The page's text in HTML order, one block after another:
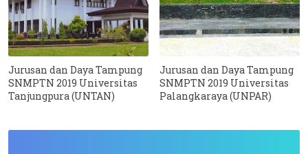
Jurusan dan Daya Tampung
SNMPTN 2019 Universitas
Tanjungpura (UNTAN)
Jurusan dan Daya Tampung
SNMPTN 2019 Universitas
Palangkaraya (UNPAR)